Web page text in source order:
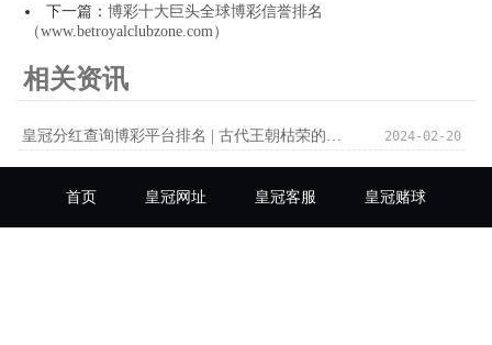
下一篇： 博彩十大巨头全球博彩信誉排名
（www.betroyalclubzone.com）
相关资讯
2024-02-20
首页 皇冠网址 皇冠客服 皇冠赌球